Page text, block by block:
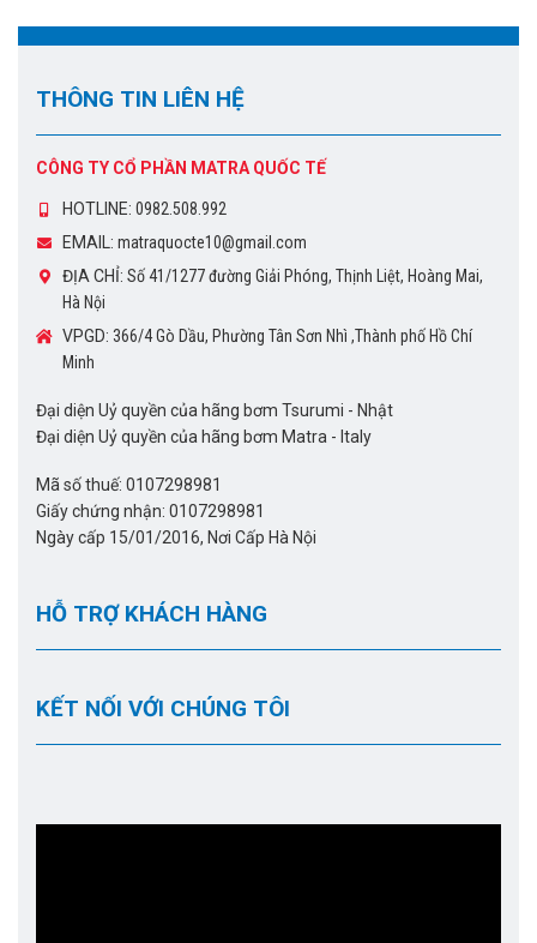
THÔNG TIN LIÊN HỆ
CÔNG TY CỔ PHẦN MATRA QUỐC TẾ
HOTLINE: 0982.508.992
EMAIL: matraquocte10@gmail.com
ĐỊA CHỈ: Số 41/1277 đường Giải Phóng, Thịnh Liệt, Hoàng Mai,
Hà Nội
VPGD: 366/4 Gò Dầu, Phường Tân Sơn Nhì ,Thành phố Hồ Chí
Minh
Đại diện Uỷ quyền của hãng bơm Tsurumi - Nhật
Đại diện Uỷ quyền của hãng bơm Matra - Italy
Mã số thuế: 0107298981
Giấy chứng nhận: 0107298981
Ngày cấp 15/01/2016, Nơi Cấp Hà Nội
HỖ TRỢ KHÁCH HÀNG
KẾT NỐI VỚI CHÚNG TÔI